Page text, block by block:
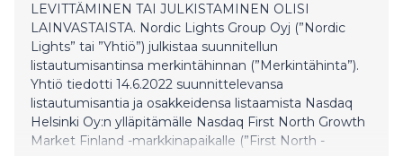
LEVITTÄMINEN TAI JULKISTAMINEN OLISI
LAINVASTAISTA. Nordic Lights Group Oyj (”Nordic
Lights” tai ”Yhtiö”) julkistaa suunnitellun
listautumisantinsa merkintähinnan (”Merkintähinta”).
Yhtiö tiedotti 14.6.2022 suunnittelevansa
listautumisantia ja osakkeidensa listaamista Nasdaq
Helsinki Oy:n ylläpitämälle Nasdaq First North Growth
Market Finland -markkinapaikalle (”First North -